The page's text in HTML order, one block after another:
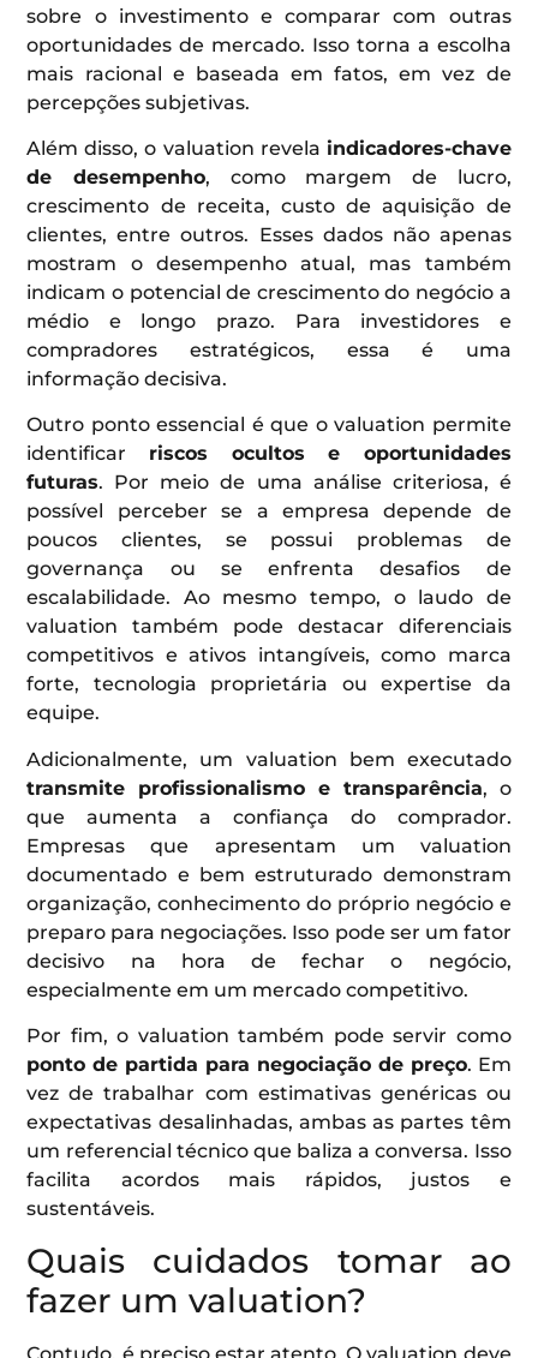
sobre o investimento e comparar com outras
oportunidades de mercado. Isso torna a escolha
mais racional e baseada em fatos, em vez de
percepções subjetivas.
Além disso, o valuation revela indicadores-chave
de desempenho, como margem de lucro,
crescimento de receita, custo de aquisição de
clientes, entre outros. Esses dados não apenas
mostram o desempenho atual, mas também
indicam o potencial de crescimento do negócio a
médio e longo prazo. Para investidores e
compradores estratégicos, essa é uma
informação decisiva.
Outro ponto essencial é que o valuation permite
identificar riscos ocultos e oportunidades
futuras. Por meio de uma análise criteriosa, é
possível perceber se a empresa depende de
poucos clientes, se possui problemas de
governança ou se enfrenta desafios de
escalabilidade. Ao mesmo tempo, o laudo de
valuation também pode destacar diferenciais
competitivos e ativos intangíveis, como marca
forte, tecnologia proprietária ou expertise da
equipe.
Adicionalmente, um valuation bem executado
transmite profissionalismo e transparência, o
que aumenta a confiança do comprador.
Empresas que apresentam um valuation
documentado e bem estruturado demonstram
organização, conhecimento do próprio negócio e
preparo para negociações. Isso pode ser um fator
decisivo na hora de fechar o negócio,
especialmente em um mercado competitivo.
Por fim, o valuation também pode servir como
ponto de partida para negociação de preço. Em
vez de trabalhar com estimativas genéricas ou
expectativas desalinhadas, ambas as partes têm
um referencial técnico que baliza a conversa. Isso
facilita acordos mais rápidos, justos e
sustentáveis.
Quais cuidados tomar ao
fazer um valuation?
Contudo, é preciso estar atento. O valuation deve